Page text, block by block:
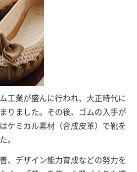
工業が盛んに行われ、大正時代に
りました。その後、ゴムの入手が
ケミカル素材（合成皮革）で靴を
。
、デザイン能力育成などの努力を